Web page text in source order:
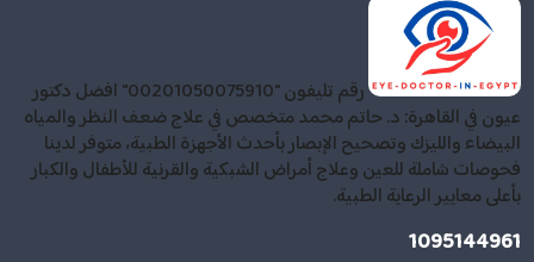
رقم تليفون "00201050075910" افضل دكتور
عيون في القاهرة: د. حاتم محمد متخصص في علاج ضعف النظر والمياه
البيضاء والليزك وتصحيح الإبصار بأحدث الأجهزة الطبية، متوفر لدينا
فحوصات شاملة للعين وعلاج أمراض الشبكية والقرنية للأطفال والكبار
بأعلى معايير الرعاية الطبية.
1095144961